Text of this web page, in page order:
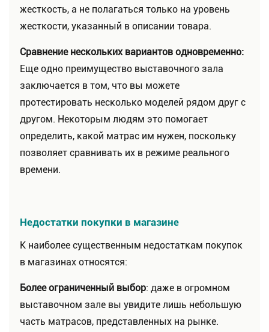
жесткость, а не полагаться только на уровень
жесткости, указанный в описании товара.
Сравнение нескольких вариантов одновременно:
Еще одно преимущество выставочного зала
заключается в том, что вы можете
протестировать несколько моделей рядом друг с
другом. Некоторым людям это помогает
определить, какой матрас им нужен, поскольку
позволяет сравнивать их в режиме реального
времени.
Недостатки покупки в магазине
К наиболее существенным недостаткам покупок
в магазинах относятся:
Более ограниченный выбор: даже в огромном
выставочном зале вы увидите лишь небольшую
часть матрасов, представленных на рынке.